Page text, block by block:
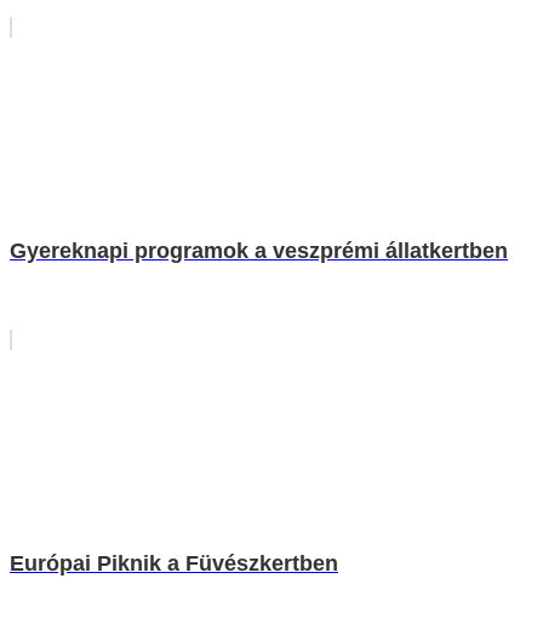
Gyereknapi programok a veszprémi állatkertben
Európai Piknik a Füvészkertben